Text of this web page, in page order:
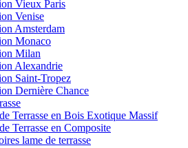
Vieux Paris
Venise
Amsterdam
Monaco
Milan
Alexandrie
Saint-Tropez
Dernière Chance
Terrasse en Bois Exotique Massif
Terrasse en Composite
lame de terrasse